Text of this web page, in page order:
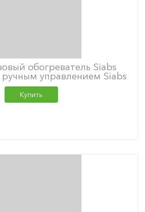
обогреватель Siabs
ручным управлением Siabs
Купить